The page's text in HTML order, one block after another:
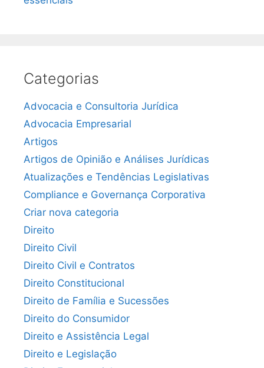
Categorias
Advocacia e Consultoria Jurídica
Advocacia Empresarial
Artigos
Artigos de Opinião e Análises Jurídicas
Atualizações e Tendências Legislativas
Compliance e Governança Corporativa
Criar nova categoria
Direito
Direito Civil
Direito Civil e Contratos
Direito Constitucional
Direito de Família e Sucessões
Direito do Consumidor
Direito e Assistência Legal
Direito e Legislação